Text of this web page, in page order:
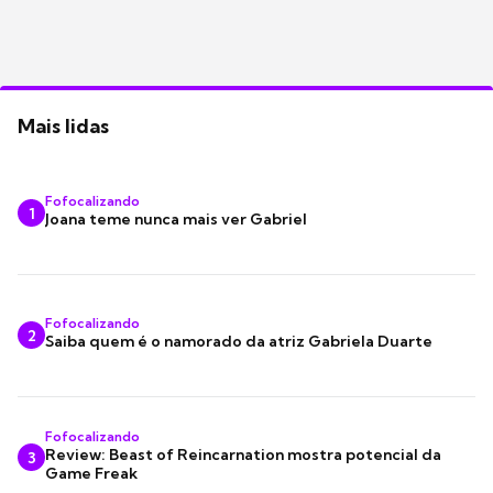
Mais lidas
1
Fofocalizando
Joana teme nunca mais ver Gabriel
2
Fofocalizando
Saiba quem é o namorado da atriz Gabriela Duarte
3
Fofocalizando
Review: Beast of Reincarnation mostra potencial da
Game Freak